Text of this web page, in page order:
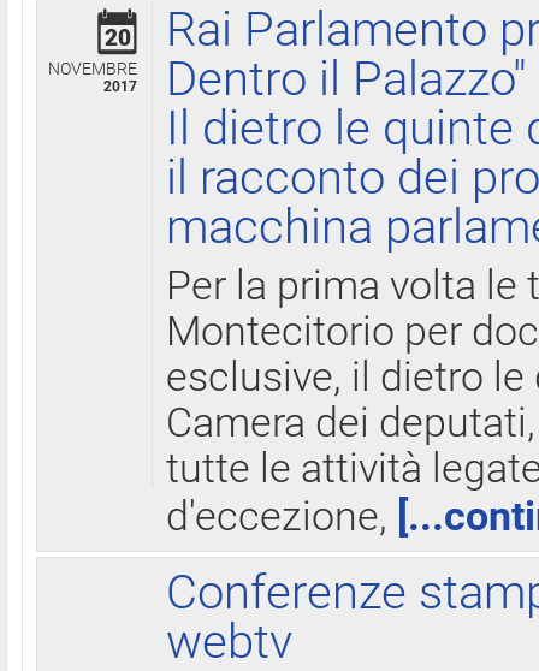
20
NOVEMBRE
2017
Rai Parlamento
Dentro il Palazzo"
Il dietro le quinte
il racconto dei
macchina
Per la prima volta le
Montecitorio per
esclusive, il dietro
Camera dei
tutte le attività
d'eccezione,
Conferenze
webtv